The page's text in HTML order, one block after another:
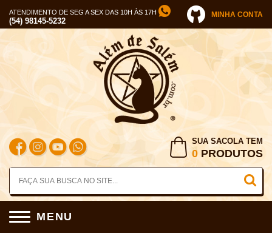
ATENDIMENTO DE SEG A SEX DAS 10H ÀS 17H
(54) 98145-5232
MINHA CONTA
SUA SACOLA TEM
0 PRODUTOS
MENU